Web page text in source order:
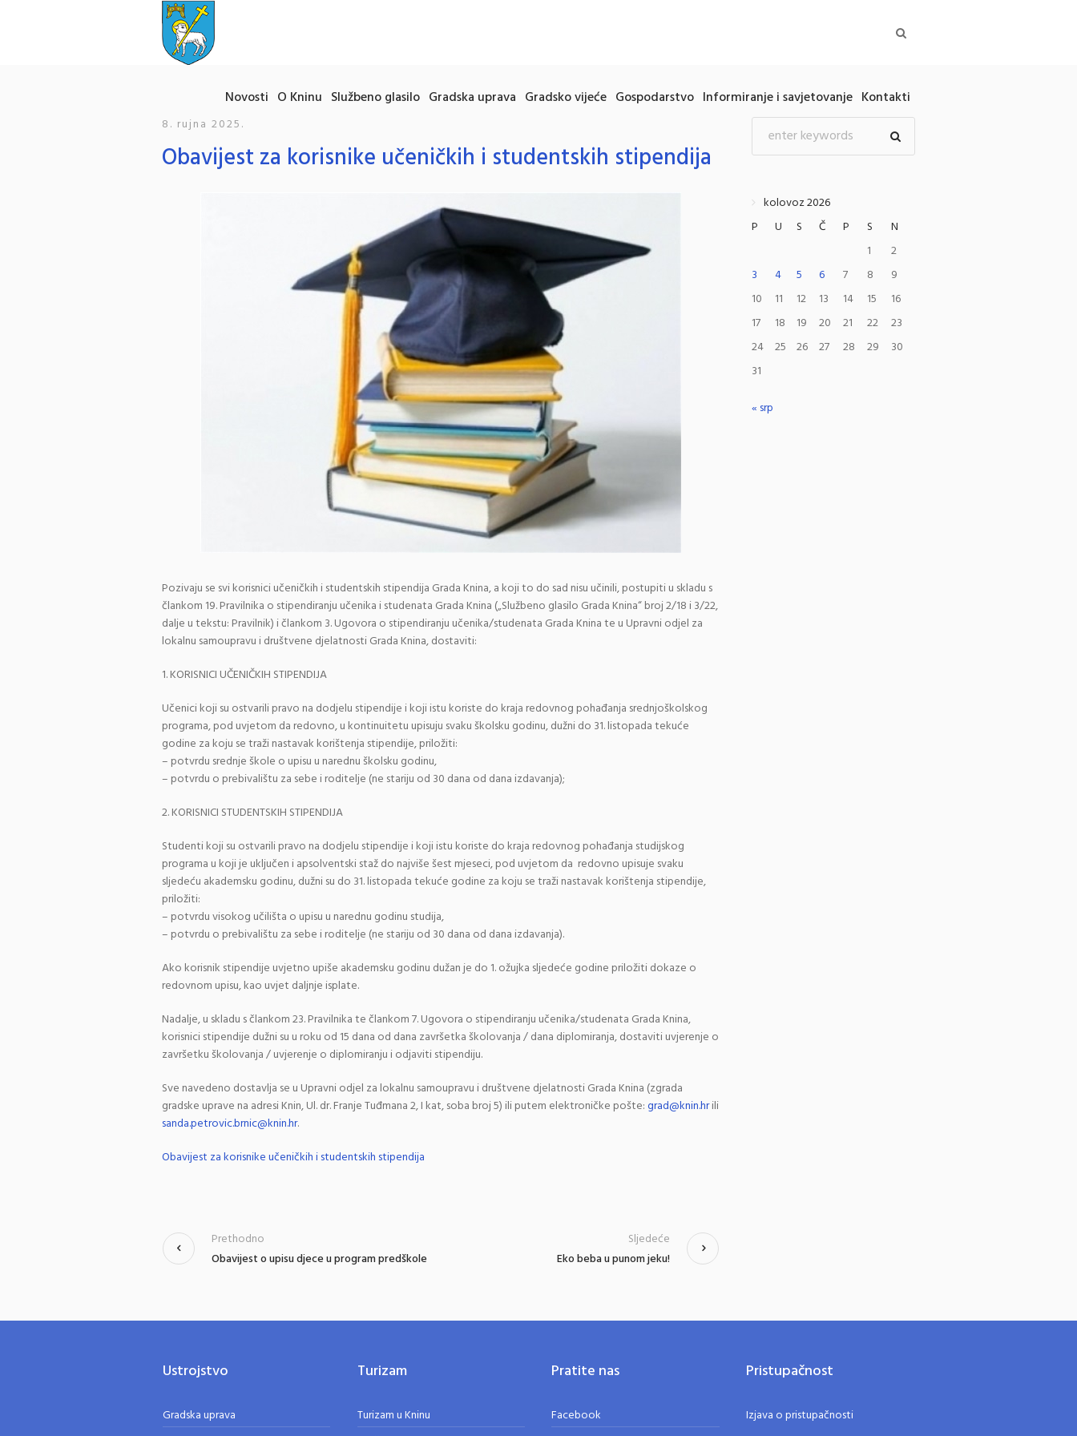
Novosti O Kninu Službeno glasilo Gradska uprava Gradsko vijeće Gospodarstvo Informiranje i savjetovanje Kontakti
8. rujna 2025.
Obavijest za korisnike učeničkih i studentskih stipendija
Pozivaju se svi korisnici učeničkih i studentskih stipendija Grada Knina, a koji to do sad nisu učinili, postupiti u skladu s
člankom 19. Pravilnika o stipendiranju učenika i studenata Grada Knina („Službeno glasilo Grada Knina“ broj 2/18 i 3/22,
dalje u tekstu: Pravilnik) i člankom 3. Ugovora o stipendiranju učenika/studenata Grada Knina te u Upravni odjel za
lokalnu samoupravu i društvene djelatnosti Grada Knina, dostaviti:
1. KORISNICI UČENIČKIH STIPENDIJA
Učenici koji su ostvarili pravo na dodjelu stipendije i koji istu koriste do kraja redovnog pohađanja srednjoškolskog
programa, pod uvjetom da redovno, u kontinuitetu upisuju svaku školsku godinu, dužni do 31. listopada tekuće
godine za koju se traži nastavak korištenja stipendije, priložiti:
– potvrdu srednje škole o upisu u narednu školsku godinu,
– potvrdu o prebivalištu za sebe i roditelje (ne stariju od 30 dana od dana izdavanja);
2. KORISNICI STUDENTSKIH STIPENDIJA
Studenti koji su ostvarili pravo na dodjelu stipendije i koji istu koriste do kraja redovnog pohađanja studijskog
programa u koji je uključen i apsolventski staž do najviše šest mjeseci, pod uvjetom da redovno upisuje svaku
sljedeću akademsku godinu, dužni su do 31. listopada tekuće godine za koju se traži nastavak korištenja stipendije,
priložiti:
– potvrdu visokog učilišta o upisu u narednu godinu studija,
– potvrdu o prebivalištu za sebe i roditelje (ne stariju od 30 dana od dana izdavanja).
Ako korisnik stipendije uvjetno upiše akademsku godinu dužan je do 1. ožujka sljedeće godine priložiti dokaze o
redovnom upisu, kao uvjet daljnje isplate.
Nadalje, u skladu s člankom 23. Pravilnika te člankom 7. Ugovora o stipendiranju učenika/studenata Grada Knina,
korisnici stipendije dužni su u roku od 15 dana od dana završetka školovanja / dana diplomiranja, dostaviti uvjerenje o
završetku školovanja / uvjerenje o diplomiranju i odjaviti stipendiju.
Sve navedeno dostavlja se u Upravni odjel za lokalnu samoupravu i društvene djelatnosti Grada Knina (zgrada
gradske uprave na adresi Knin, Ul. dr. Franje Tuđmana 2, I kat, soba broj 5) ili putem elektroničke pošte:grad@knin.hrili
sanda.petrovic.brnic@knin.hr.
Obavijest za korisnike učeničkih i studentskih stipendija
Obavijest o upisu djece u program predškole
Prethodno
Eko beba u punom jeku!
Sljedeće
kolovoz 2026
P
U S Č P S
N
1
2
3
4 5 6 7 8
9
10
11 12 13 14 15
16
17
18 19 20 21 22
23
24
25 26 27 28 29
30
31
« srp
Ustrojstvo
Gradska uprava
Turizam
Turizam u Kninu
Pratite nas
Facebook
Pristupačnost
Izjava o pristupačnosti